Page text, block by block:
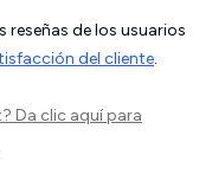
reseñas de los usuarios
del cliente.
Da clic aquípara